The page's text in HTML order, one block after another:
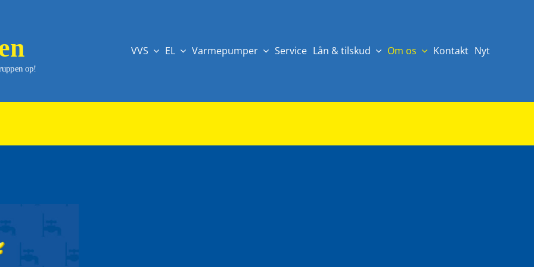
VVS
EL Varmepumper Service Lån & tilskud Om os Kontakt Nyt